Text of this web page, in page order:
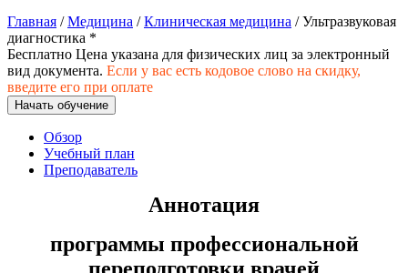
Ветеринария и зоотехника
Подготовка к периодической
аккредитации
Дополнительные Услуги
Главная /Медицина /Клиническая медицина / Ультразвуковая
диагностика *
Бесплатно Цена указана для физических лиц за электронный
вид документа. Если у вас есть кодовое слово на скидку,
введите его при оплате
Начать обучение
Обзор
Учебный план
Преподаватель
Аннотация
программы профессиональной